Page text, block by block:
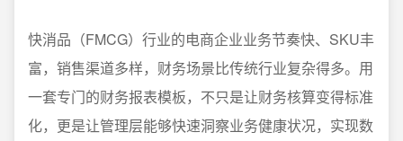
快消品（FMCG）行业的电商企业业务节奏快、SKU丰
富，销售渠道多样，财务场景比传统行业复杂得多。用
一套专门的财务报表模板，不只是让财务核算变得标准
化，更是让管理层能够快速洞察业务健康状况，实现数